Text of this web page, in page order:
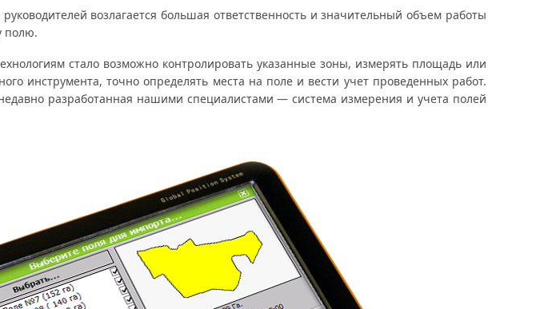
возлагается большая ответственность и значительный объем работы
полю.
стало возможно контролировать указанные зоны, измерять площадь или
инструмента, точно определять места на поле и вести учет проведенных работ.
разработанная нашими специалистами — система измерения и учета полей